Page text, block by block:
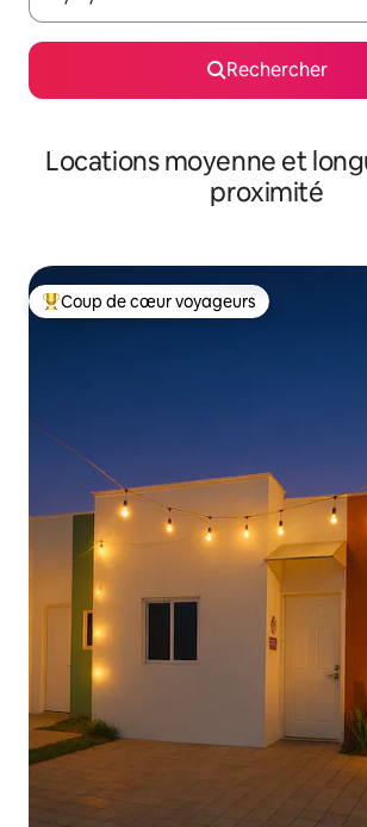
Rechercher
Locations moyenne et
proximité
Coups de cœur voyageurs les plus
Coup de cœur voyageurs